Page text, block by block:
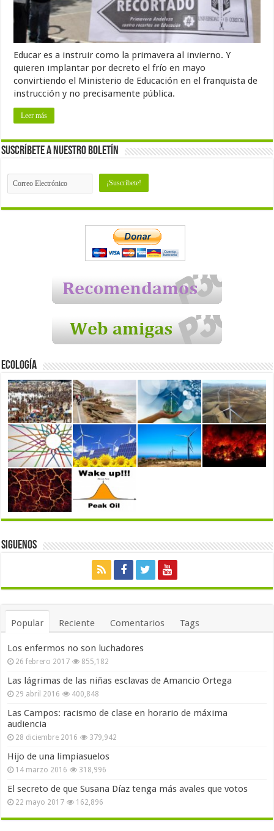
Educar es a instruir como la primavera al invierno. Y
quieren implantar por decreto el frío en mayo
convirtiendo el Ministerio de Educación en el franquista de
instrucción y no precisamente pública.
Leer más
Suscríbete a nuestro Boletín
Ecología
Siguenos
Popular Reciente Comentarios Tags
Los enfermos no son luchadores
26 febrero 2017 855,182
Las lágrimas de las niñas esclavas de Amancio Ortega
29 abril 2016 400,848
Las Campos: racismo de clase en horario de máxima
audiencia
28 diciembre 2016 379,942
Hijo de una limpiasuelos
14 marzo 2016 318,996
El secreto de que Susana Díaz tenga más avales que votos
22 mayo 2017 162,896